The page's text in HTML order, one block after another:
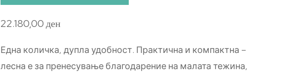
22.180,00ден
Една количка, дупла удобност. Практична и компактна –
лесна е за пренесување благодарение на малата тежина,